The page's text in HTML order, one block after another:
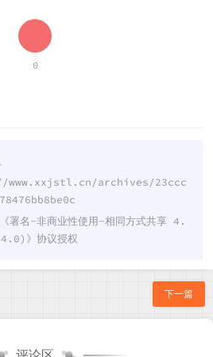
0
archives/23ccc
署名-非商业性使用-相同方式共享 4.
4.0) 》协议授权
下一篇